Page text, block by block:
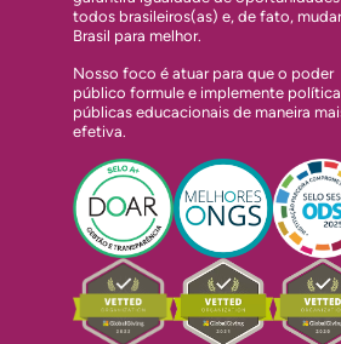
todos brasileiros(as) e, de fato,
Brasil para melhor.
Nosso foco é atuar para que o poder
público formule e implemente
públicas educacionais de maneira
efetiva.